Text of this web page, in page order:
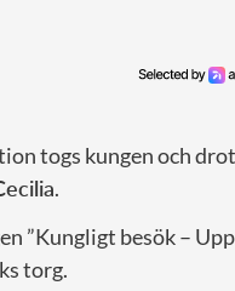
togs kungen och
.
”Kungligt besök –
torg.